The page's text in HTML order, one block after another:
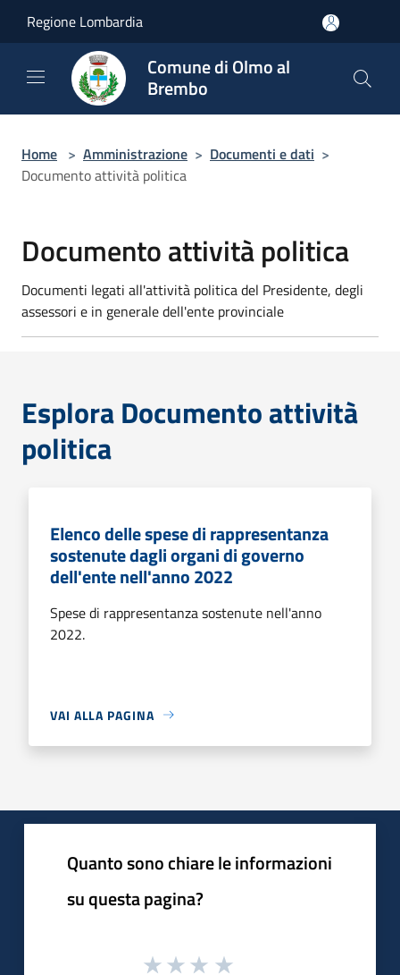
Regione Lombardia
Comune di Olmo al
Brembo
Home > Amministrazione > Documenti e dati >
Documento attività politica
Documento attività politica
Documenti legati all'attività politica del Presidente, degli
assessori e in generale dell'ente provinciale
Esplora Documento attività
politica
Elenco delle spese di rappresentanza
sostenute dagli organi di governo
dell'ente nell'anno 2022
Spese di rappresentanza sostenute nell'anno
2022.
VAI ALLA PAGINA
Quanto sono chiare le informazioni
su questa pagina?